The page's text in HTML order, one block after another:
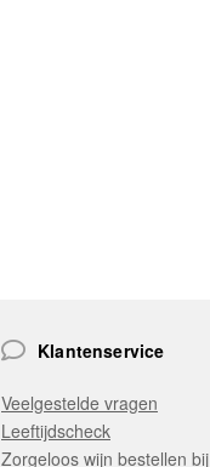
Klantenservice
Veelgestelde vragen
Leeftijdscheck
Zorgeloos wijn bestellen bij